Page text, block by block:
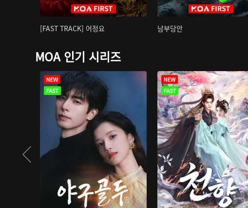
[FAST TRACK] 어정요 남부당안
MOA 인기 시리즈